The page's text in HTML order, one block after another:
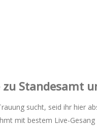
Standesamt
sucht, seid ihr hier
mit bestem Live-